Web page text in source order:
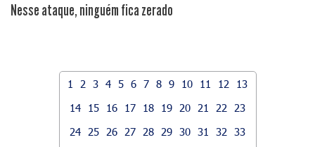
Nesse ataque, ninguém fica zerado
1 2 3 4 5 6 7 8 9 10 11 12
13
14
15 16 17 18 19 20 21 22
23
24
25 26 27 28 29 30 31 32
33